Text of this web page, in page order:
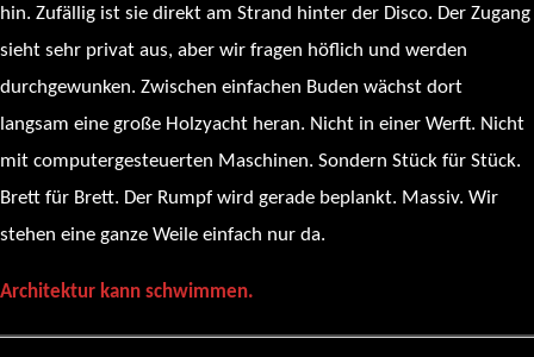
hin. Zufällig ist sie direkt am Strand hinter der Disco. Der Zugang
sieht sehr privat aus, aber wir fragen höflich und werden
durchgewunken. Zwischen einfachen Buden wächst dort
langsam eine große Holzyacht heran. Nicht in einer Werft. Nicht
mit computergesteuerten Maschinen. Sondern Stück für Stück.
Brett für Brett. Der Rumpf wird gerade beplankt. Massiv. Wir
stehen eine ganze Weile einfach nur da.
Architektur kann schwimmen.